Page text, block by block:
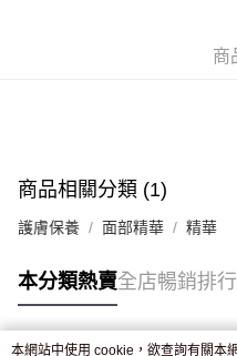
付款後門市自取，訂單確認後
商
商品相關分類 (1)
護膚保養 面部精華 精華
本分類熱賣全店暢銷排行
本網站中使用 cookie，欲查詢有關本